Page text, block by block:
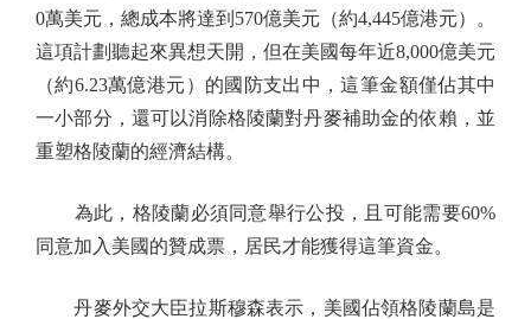
0萬美元，總成本將達到570億美元（約4,445億港元）。
這項計劃聽起來異想天開，但在美國每年近8,000億美元
（約6.23萬億港元）的國防支出中，這筆金額僅佔其中
一小部分，還可以消除格陵蘭對丹麥補助金的依賴，並
重塑格陵蘭的經濟結構。
為此，格陵蘭必須同意舉行公投，且可能需要60%
同意加入美國的贊成票，居民才能獲得這筆資金。
丹麥外交大臣拉斯穆森表示，美國佔領格陵蘭島是